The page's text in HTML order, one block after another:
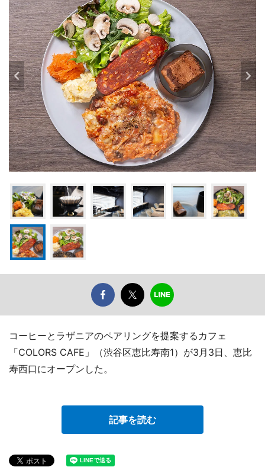
コーヒーとラザニアのペアリングを提案するカフェ
「COLORS CAFE」（渋谷区恵比寿南1）が3月3日、恵比
寿西口にオープンした。
記事を読む